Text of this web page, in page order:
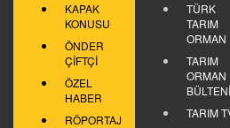
KAPAK
KONUSU
ÖNDER
ÇİFTÇİ
ÖZEL
HABER
RÖPORTAJ
TÜRK
TARIM
ORMAN
TARIM
ORMAN
BÜLTENİ
TARIM